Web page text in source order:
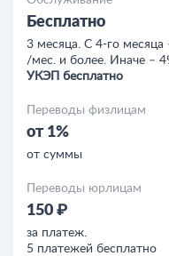
Бесплатно
3 месяца. С 4-го
/мес. и более. Иначе –
УКЭП бесплатно
Переводы физлицам
от 1%
от суммы
Переводы юрлицам
150 ₽
за платеж.
5 платежей бесплатно